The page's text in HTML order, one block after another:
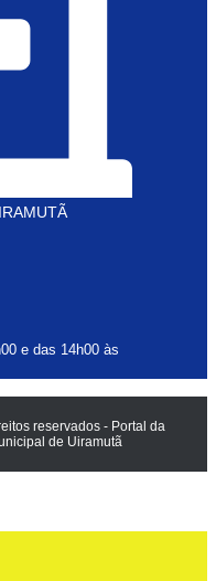
e das 14h00 às
reservados - Portal da
de Uiramutã